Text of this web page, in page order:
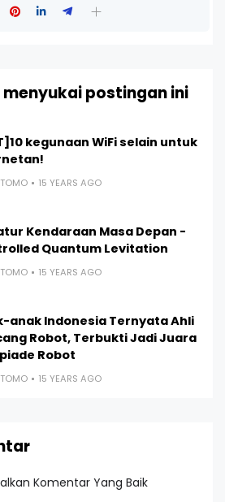
postingan ini
kegunaan WiFi selain untuk
15 YEARS AGO
Kendaraan Masa Depan -
Quantum Levitation
15 YEARS AGO
anak Indonesia Ternyata Ahli
Robot, Terbukti Jadi Juara
Robot
15 YEARS AGO
Komentar Yang Baik